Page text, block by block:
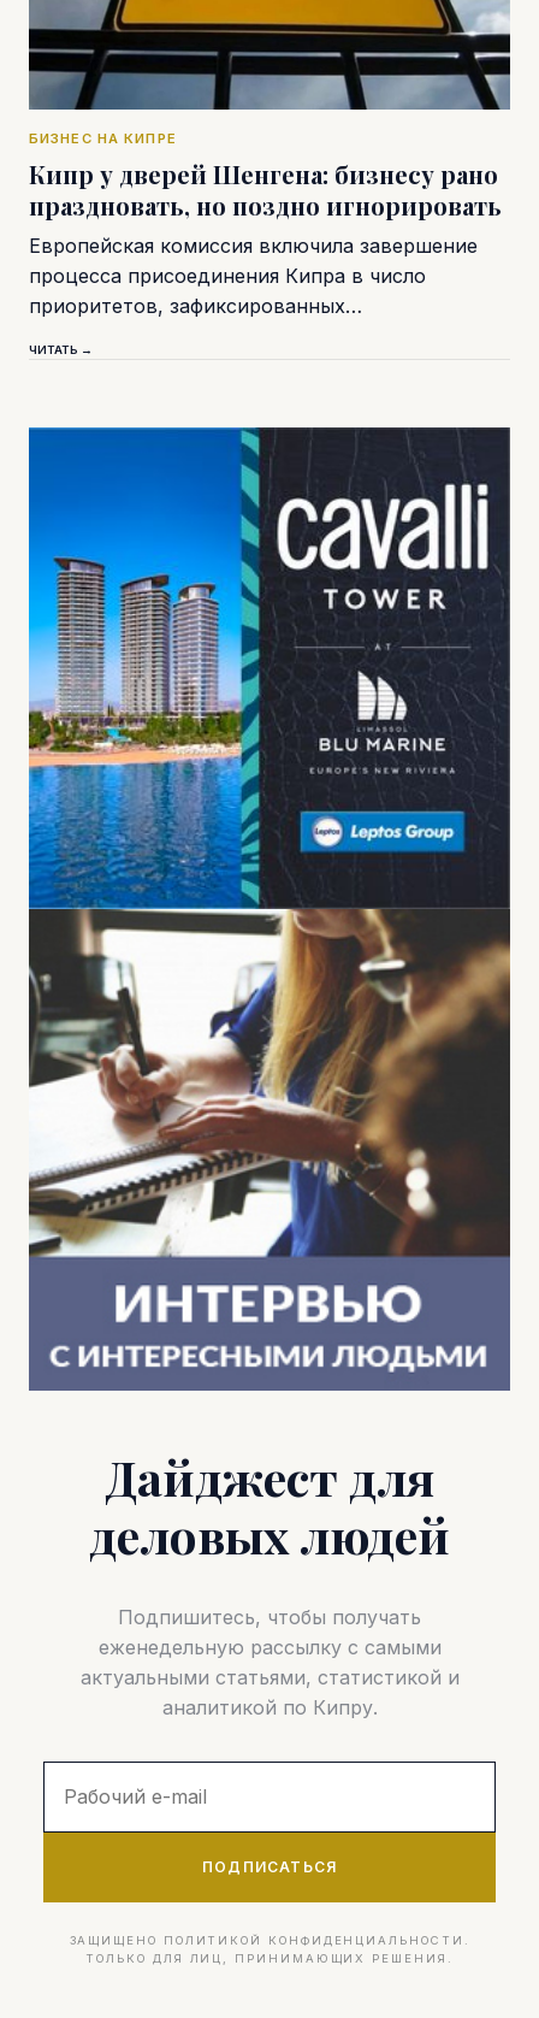
БИЗНЕС НА КИПРЕ
Кипр у дверей Шенгена: бизнесу рано
праздновать, но поздно игнорировать
Европейская комиссия включила завершение
процесса присоединения Кипра в число
приоритетов, зафиксированных…
ЧИТАТЬ →
Дайджест для
деловых людей
Подпишитесь, чтобы получать
еженедельную рассылку с самыми
актуальными статьями, статистикой и
аналитикой по Кипру.
ПОДПИСАТЬСЯ
ЗАЩИЩЕНО ПОЛИТИКОЙ КОНФИДЕНЦИАЛЬНОСТИ.
ТОЛЬКО ДЛЯ ЛИЦ, ПРИНИМАЮЩИХ РЕШЕНИЯ.